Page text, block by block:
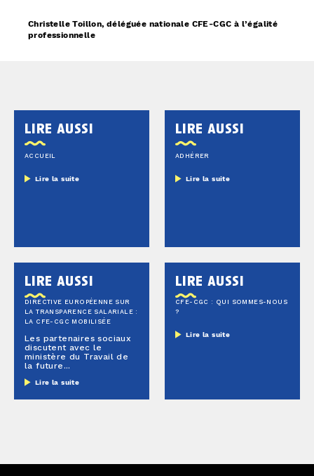
Christelle Toillon, déléguée nationale CFE-CGC à l’égalité
professionnelle
lire aussi
ACCUEIL
Lire la suite
lire aussi
ADHÉRER
Lire la suite
lire aussi
DIRECTIVE EUROPÉENNE SUR
LA TRANSPARENCE SALARIALE :
LA CFE-CGC MOBILISÉE
Les partenaires sociaux
discutent avec le
ministère du Travail de
la future...
Lire la suite
lire aussi
CFE-CGC : QUI SOMMES-NOUS
?
Lire la suite